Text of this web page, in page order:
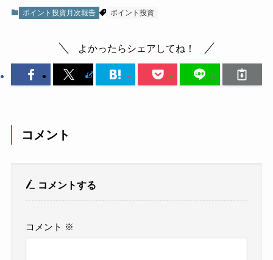
ポイント投資月次報告 ポイント投資
よかったらシェアしてね！
コメント
コメントする
コメント ※